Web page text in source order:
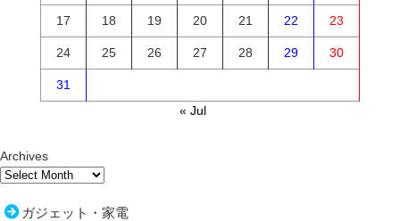
17 18 19 20 21 22 23
24 25 26 27 28 29 30
31
« Jul
Archives
ガジェット・家電